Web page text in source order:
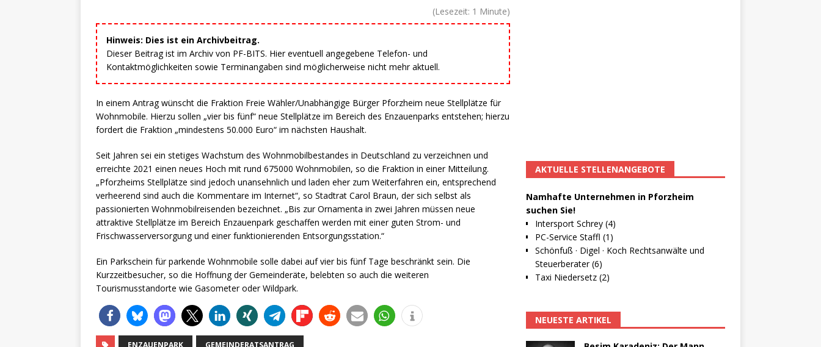
(Lesezeit: 1 Minute)
Hinweis: Dies ist ein Archivbeitrag.
Dieser Beitrag ist im Archiv von PF-BITS. Hier eventuell angegebene Telefon- und
Kontaktmöglichkeiten sowie Terminangaben sind möglicherweise nicht mehr aktuell.
In einem Antrag wünscht die Fraktion Freie Wähler/Unabhängige Bürger Pforzheim neue Stellplätze für
Wohnmobile. Hierzu sollen „vier bis fünf“ neue Stellplätze im Bereich des Enzauenparks entstehen; hierzu
fordert die Fraktion „mindestens 50.000 Euro“ im nächsten Haushalt.
Seit Jahren sei ein stetiges Wachstum des Wohnmobilbestandes in Deutschland zu verzeichnen und
erreichte 2021 einen neues Hoch mit rund 675000 Wohnmobilen, so die Fraktion in einer Mitteilung.
„Pforzheims Stellplätze sind jedoch unansehnlich und laden eher zum Weiterfahren ein, entsprechend
verheerend sind auch die Kommentare im Internet“, so Stadtrat Carol Braun, der sich selbst als
passionierten Wohnmobilreisenden bezeichnet. „Bis zur Ornamenta in zwei Jahren müssen neue
attraktive Stellplätze im Bereich Enzauenpark geschaffen werden mit einer guten Strom- und
Frischwasserversorgung und einer funktionierenden Entsorgungsstation.“
Ein Parkschein für parkende Wohnmobile solle dabei auf vier bis fünf Tage beschränkt sein. Die
Kurzzeitbesucher, so die Hoffnung der Gemeinderäte, belebten so auch die weiteren
Tourismusstandorte wie Gasometer oder Wildpark.
ENZAUENPARK GEMEINDERATSANTRAG
AKTUELLE STELLENANGEBOTE
Namhafte Unternehmen in Pforzheim
suchen Sie!
Intersport Schrey (4)
PC-Service Staffl (1)
Schönfuß · Digel · Koch Rechtsanwälte und
Steuerberater (6)
Taxi Niedersetz (2)
NEUESTE ARTIKEL